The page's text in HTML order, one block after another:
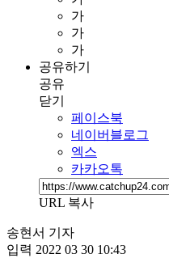
가
가
가
공유하기
공유
닫기
페이스북
네이버블로그
엑스
카카오톡
URL 복사
송현서 기자
입력 2022 03 30 10:43